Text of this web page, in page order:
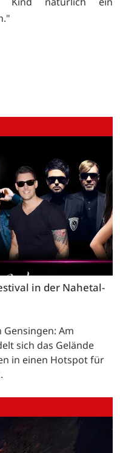
in der Nahetal-
Am
sich das Gelände
in einen Hotspot für